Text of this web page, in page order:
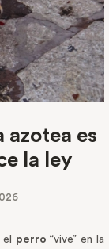
azotea es
la ley
perro “vive” en la